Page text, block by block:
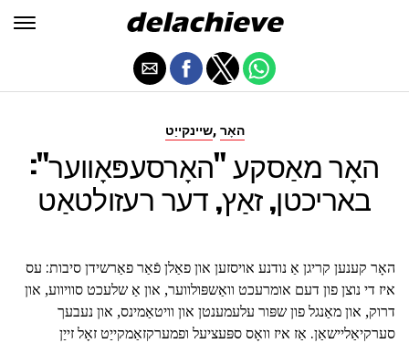
שיינקייַט, האָר
האָר מאַסקע "האָרסעפּאָווער":
באריכטן, זאַץ, דער רעזולטאַט
האָר קענען קריגן אַ נודנע אויסזען און פאַלן פֿאַר פאַרשידן סיבות: עס
איז די נוצן פון דעם אומרעכט וואַשפּולווער, און אַ שלעכט סוויווע, און
דרוק, און מאַנגל פון שפּור עלעמענטן און וויטאַמינס, און נעבעך
סערקיאַליישאַן. אַז איז וואָס ספּעציעל ופמערקזאַמקייַט זאָל זייַן